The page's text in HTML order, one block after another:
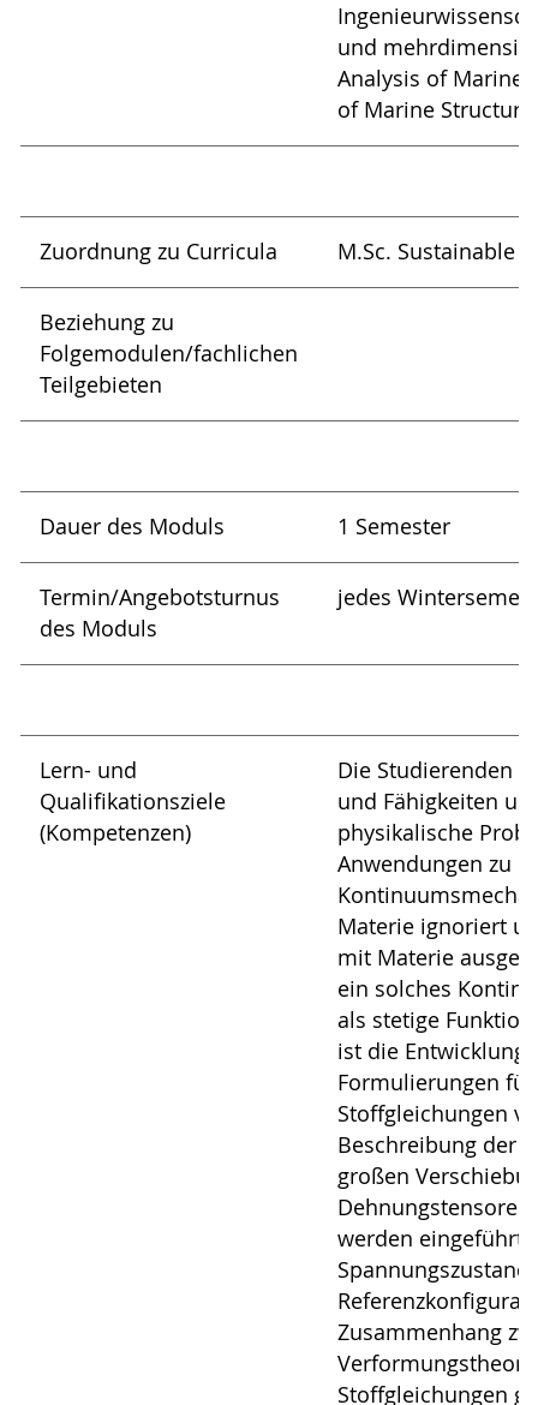
und
Analysis of Marine
of Marine
Zuordnung zu Curricula M.Sc. Sustainable
Beziehung zu
Folgemodulen/fachlichen
Teilgebieten
Dauer des Moduls 1 Semester
Termin/Angebotsturnus
des Moduls
jedes
Lern- und
Qualifikationsziele
(Kompetenzen)
Die Studierenden
und Fähigkeiten
physikalische
Anwendungen zu
Materie ignoriert
mit Materie
ein solches
als stetige
ist die Entwicklung
Formulierungen
Stoffgleichungen
Beschreibung der
großen
werden eingeführt,
Zusammenhang
Stoffgleichungen